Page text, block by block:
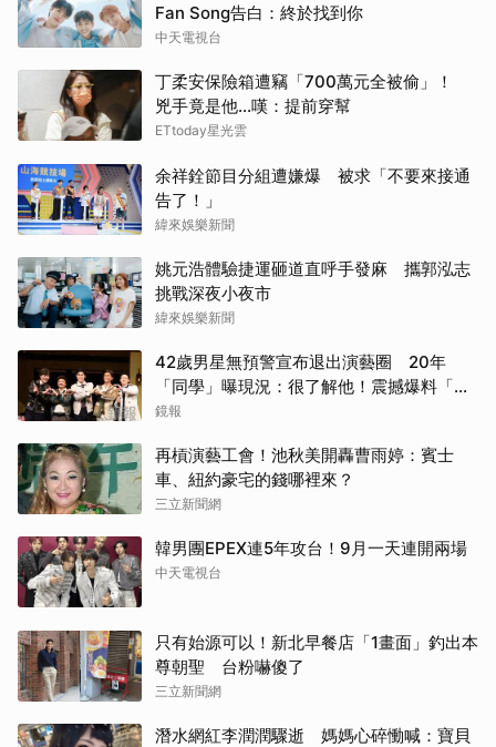
Fan Song告白：終於找到你
中天電視台
丁柔安保險箱遭竊「700萬元全被偷」！
兇手竟是他...嘆：提前穿幫
ETtoday星光雲
余祥銓節目分組遭嫌爆 被求「不要來接通
告了！」
緯來娛樂新聞
姚元浩體驗捷運砸道直呼手發麻 攜郭泓志
挑戰深夜小夜市
緯來娛樂新聞
42歲男星無預警宣布退出演藝圈 20年
「同學」曝現況：很了解他！震撼爆料「恐
懼」這件事
鏡報
再槓演藝工會！池秋美開轟曹雨婷：賓士
車、紐約豪宅的錢哪裡來？
三立新聞網
韓男團EPEX連5年攻台！9月一天連開兩場
中天電視台
只有始源可以！新北早餐店「1畫面」釣出本
尊朝聖 台粉嚇傻了
三立新聞網
潛水網紅李潤潤驟逝 媽媽心碎慟喊：寶貝